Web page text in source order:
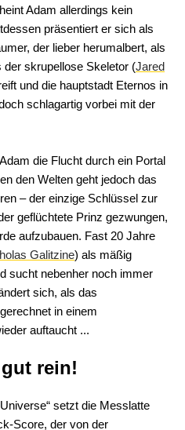
Adam allerdings kein
präsentiert er sich als
der lieber herumalbert, als
skrupellose Skeletor (Jared
und die hauptstadt Eternos in
schlagartig vorbei mit der
die Flucht durch ein Portal
den Welten geht jedoch das
– der einzige Schlüssel zur
geflüchtete Prinz gezwungen,
aufzubauen. Fast 20 Jahre
Galitzine) als mäßig
sucht nebenher noch immer
sich, als das
in einem
auftaucht ...
rein!
setzt die Messlatte
Score, der von der